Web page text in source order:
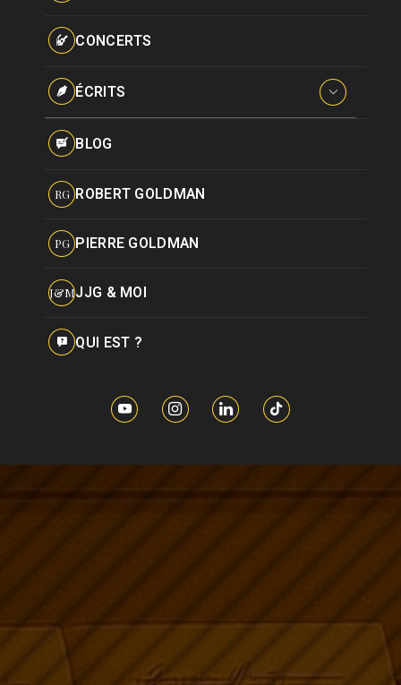
Pseudonymes
CONCERTS
ÉCRITS
Interviews
BLOG
RG ROBERT GOLDMAN
PG PIERRE GOLDMAN
J&MJJG & MOI
QUI EST ?